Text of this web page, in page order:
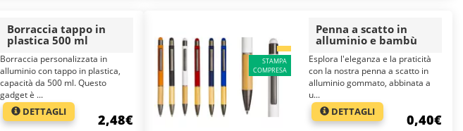
Borraccia tappo in
plastica 500 ml
Borraccia personalizzata in
alluminio con tappo in plastica,
capacità da 500 ml. Questo
gadget è ...
DETTAGLI 2,48€
STAMPA
COMPRESA
Penna a scatto in
alluminio e bambù
Esplora l'eleganza e la praticità
con la nostra penna a scatto in
alluminio gommato, abbinata a
u...
DETTAGLI 0,40€